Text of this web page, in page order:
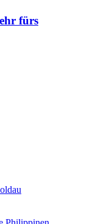
fürs